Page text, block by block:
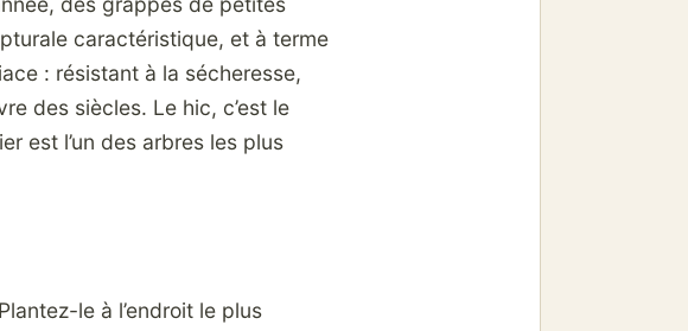
caractéristique, et à terme
: résistant à la sécheresse,
des siècles. Le hic, c’est le
est l’un des arbres les plus
le à l’endroit le plus